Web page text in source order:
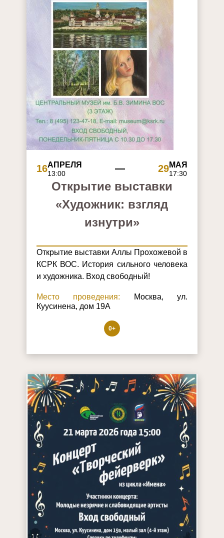
16АПРЕЛЯ
13:00 29МАЯ
17:30
Открытие выставки
«Художник: взгляд
изнутри»
Открытие выставки Аллы Прохожевой в
КСРК ВОС. История сильного человека
и художника. Вход свободный!
Место проведения: Москва, ул.
Куусинена, дом 19А
0+